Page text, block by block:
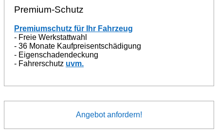
Premium-Schutz
Premiumschutz für Ihr Fahrzeug
- Freie Werkstattwahl
- 36 Monate Kaufpreisentschädigung
- Eigenschadendeckung
- Fahrerschutz uvm.
Angebot anfordern!